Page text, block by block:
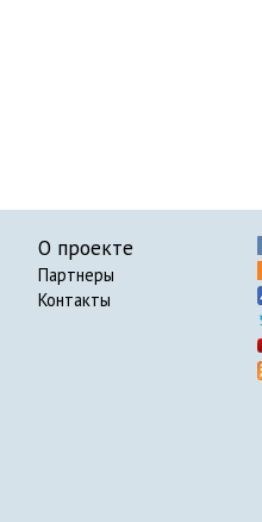
О проекте
Партнеры
Контакты